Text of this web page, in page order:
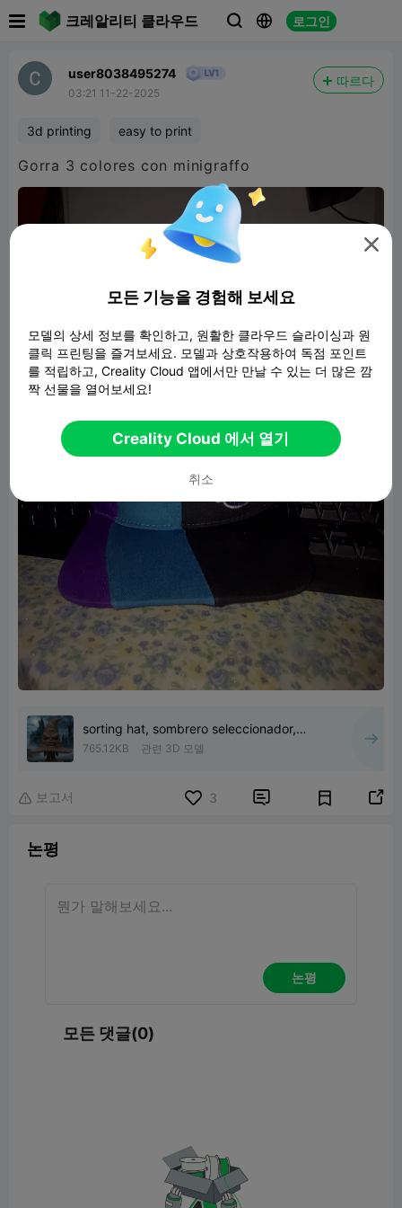
크레알리티 클라우드   로그인
user8038495274
03:21 11-22-2025
따르다
3d printing easy to print
Gorra 3 colores con minigraffo
sorting hat, sombrero seleccionador,
Harry Potter, funko pop
765.12KB 관련 3D 모델
 보고서 3  
논평
논평
모든 댓글(0)

모든 기능을 경험해 보세요
모델의 상세 정보를 확인하고, 원활한 클라우드 슬라이싱과 원
클릭 프린팅을 즐겨보세요. 모델과 상호작용하여 독점 포인트
를 적립하고, Creality Cloud 앱에서만 만날 수 있는 더 많은 깜
짝 선물을 열어보세요!
Creality Cloud 에서 열기
취소